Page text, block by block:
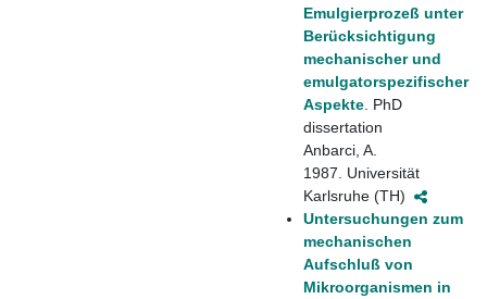
Emulgierprozeß unter
Berücksichtigung
mechanischer und
emulgatorspezifischer
Aspekte . PhD
dissertation
Anbarci, A.
1987. Universität
Karlsruhe (TH)
Untersuchungen zum
mechanischen
Aufschluß von
Mikroorganismen in